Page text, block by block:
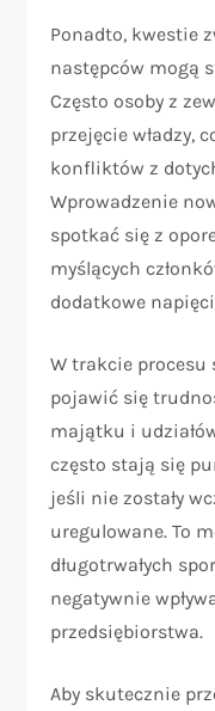
Ponadto, kwestie
następców mogą
Często osoby z
przejęcie władzy,
konfliktów z
Wprowadzenie
spotkać się z
myślących
dodatkowe
W trakcie
pojawić się
majątku i
często stają się
jeśli nie zostały
uregulowane. To
długotrwałych
negatywnie
przedsiębiorstwa.
Aby skutecznie